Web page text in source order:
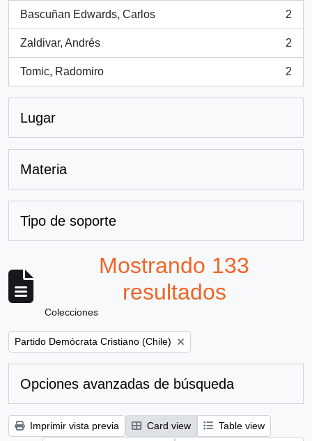
Bascuñan Edwards, Carlos
, 2 resultados
2
Zaldivar, Andrés
, 2 resultados
2
Tomic, Radomiro
, 2 resultados
2
Lugar
Materia
Tipo de soporte
Mostrando 133
resultados
Colecciones
Remove filter:
Partido Demócrata Cristiano (Chile)
Opciones avanzadas de búsqueda
Imprimir vista previa Card view
Table view